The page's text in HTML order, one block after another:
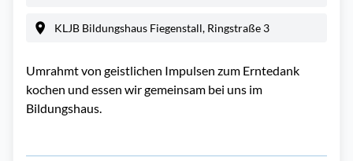
KLJB Bildungshaus Fiegenstall, Ringstraße 3
Umrahmt von geistlichen Impulsen zum Erntedank
kochen und essen wir gemeinsam bei uns im
Bildungshaus.